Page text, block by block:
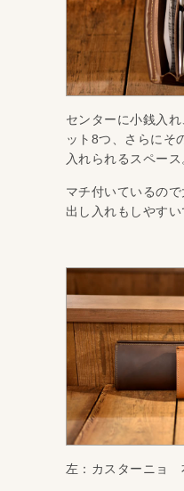
センターに小銭入
ット8つ、さらにそ
入れられるスペース
マチ付いているので
出し入れもしやすい
左：カスターニョ